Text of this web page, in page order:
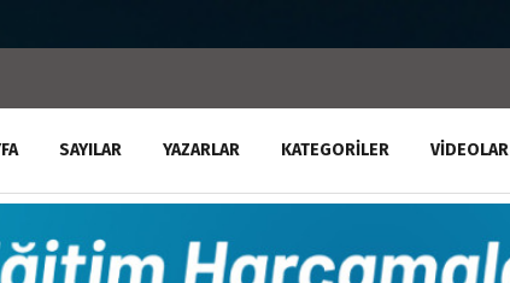
SAYILAR YAZARLAR KATEGORILER VIDEOLAR